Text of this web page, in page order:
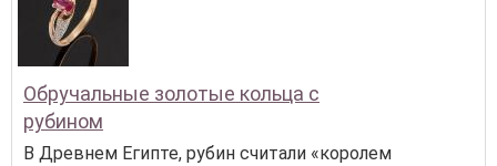
Обручальные золотые кольца с
рубином
В Древнем Египте, рубин считали «королем